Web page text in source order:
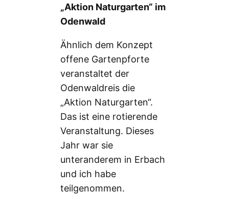
„Aktion Naturgarten“ im
Odenwald
Ähnlich dem Konzept
offene Gartenpforte
veranstaltet der
Odenwaldreis die
„Aktion Naturgarten“.
Das ist eine rotierende
Veranstaltung. Dieses
Jahr war sie
unteranderem in Erbach
und ich habe
teilgenommen.